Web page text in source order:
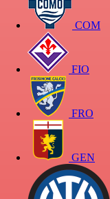
COM
FIO
FRO
GEN